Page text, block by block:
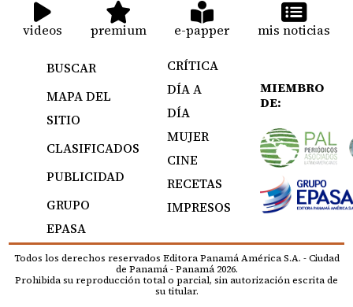
videos premium e-papper mis noticias
BUSCAR
MAPA DEL
SITIO
CLASIFICADOS
PUBLICIDAD
GRUPO
EPASA
CRÍTICA
DÍA A
DÍA
MUJER
CINE
RECETAS
IMPRESOS
MIEMBRO
DE:
Todos los derechos reservados Editora Panamá América S.A. - Ciudad
de Panamá - Panamá 2026.
Prohibida su reproducción total o parcial, sin autorización escrita de
su titular.